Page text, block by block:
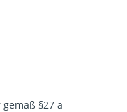
§27 a